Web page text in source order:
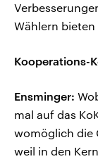
Wählern bieten
Kooperations-
Ensminger:
mal auf das
womöglich die
weil in den